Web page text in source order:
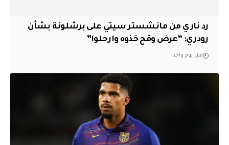
رد ناري من مانشستر سيتي على برشلونة بشأن
رودري: “عرض وقح خذوه وارحلوا”
قبل يوم واحد